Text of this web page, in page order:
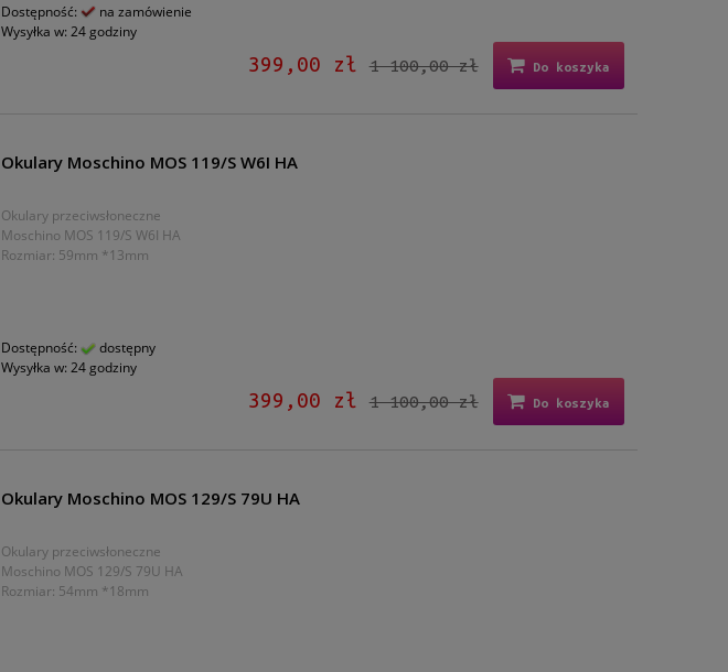
Dostępność:
na zamówienie
Wysyłka w: 24 godziny
399,00 zł 1 100,00 zł Do koszyka
Okulary Moschino MOS 119/S W6I HA
Okulary przeciwsłoneczne
Moschino MOS 119/S W6I HA
Rozmiar: 59mm *13mm
Dostępność:
dostępny
Wysyłka w: 24 godziny
399,00 zł 1 100,00 zł Do koszyka
Okulary Moschino MOS 129/S 79U HA
Okulary przeciwsłoneczne
Moschino MOS 129/S 79U HA
Rozmiar: 54mm *18mm